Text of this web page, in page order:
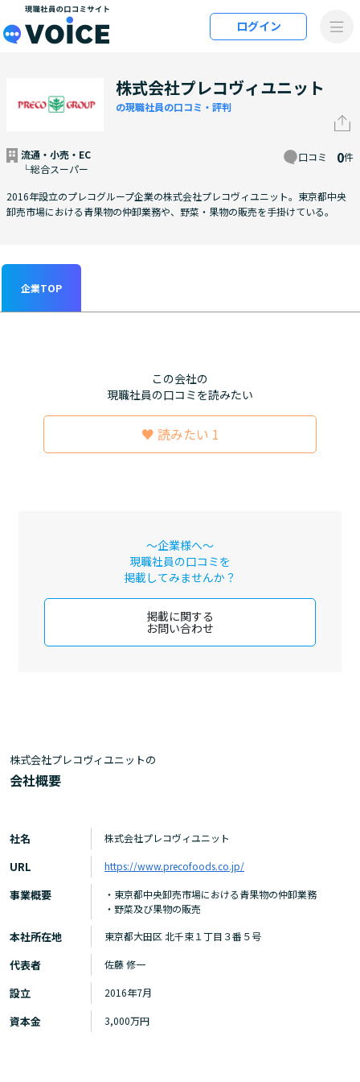
メインコンテンツにスキップ
ログイン
株式会社プレコヴィユニット
の現職社員の口コミ・評判
流通・小売・EC
└総合スーパー
口コミ 0件
2016年設立のプレコグループ企業の株式会社プレコヴィユニット。東京都中央
卸売市場における青果物の仲卸業務や、野菜・果物の販売を手掛けている。
企業TOP
この会社の
現職社員の口コミを読みたい
♥ 読みたい 1
～企業様へ～
現職社員の口コミを
掲載してみませんか？
掲載に関する
お問い合わせ
株式会社プレコヴィユニットの
会社概要
社名 株式会社プレコヴィユニット
URL https://www.precofoods.co.jp/
事業概要
・東京都中央卸売市場における青果物の仲卸業務
・野菜及び果物の販売
本社所在地 東京都大田区 北千束１丁目３番５号
代表者 佐藤 修一
設立 2016年7月
資本金 3,000万円